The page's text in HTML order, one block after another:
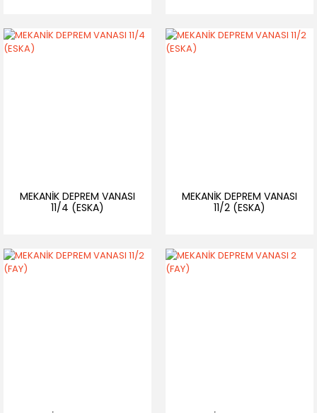
MEKANİK DEPREM VANASI
11/4 (ESKA)
MEKANİK DEPREM VANASI
11/2 (ESKA)